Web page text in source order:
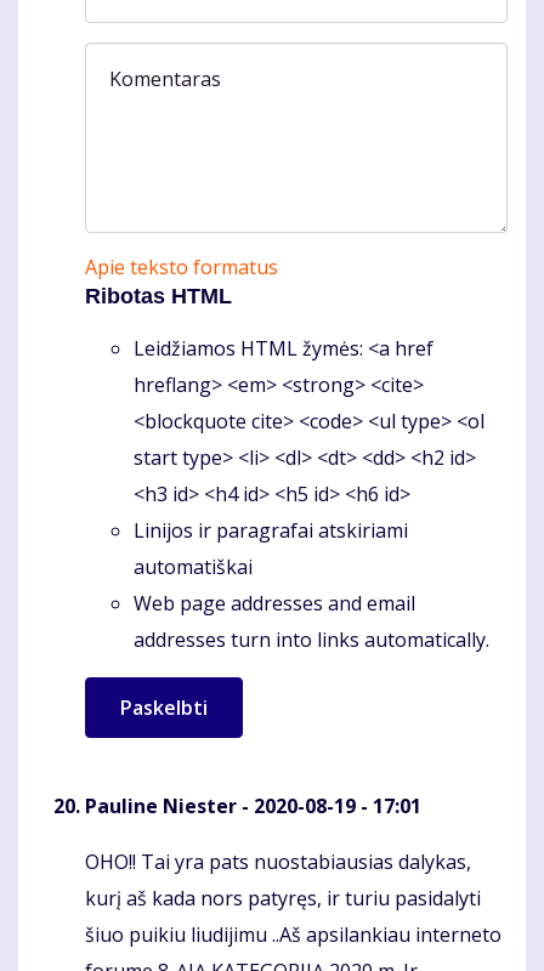
Komentaras
Apie teksto formatus
Ribotas HTML
Leidžiamos HTML žymės: <a href
hreflang> <em> <strong> <cite>
<blockquote cite> <code> <ul type> <ol
start type> <li> <dl> <dt> <dd> <h2 id>
<h3 id> <h4 id> <h5 id> <h6 id>
Linijos ir paragrafai atskiriami
automatiškai
Web page addresses and email
addresses turn into links automatically.
Pauline Niester - 2020-08-19 - 17:01
Komentaras
OHO!! Tai yra pats nuostabiausias dalykas,
kurį aš kada nors patyręs, ir turiu pasidalyti
šiuo puikiu liudijimu ..Aš apsilankiau interneto